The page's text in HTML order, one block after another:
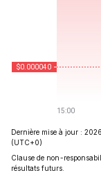
Dernière mise à jour :
(UTC+0)
Clause de non-
résultats futurs.